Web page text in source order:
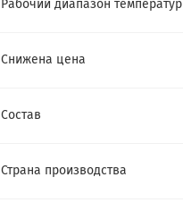
Рабочий диапазон температур
Снижена цена
Состав
Страна производства